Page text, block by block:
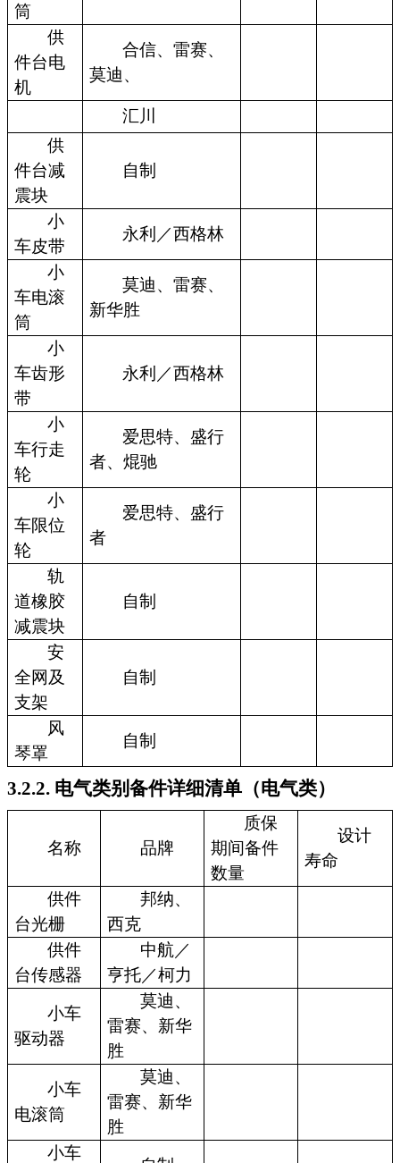
筒
供
件台电
机
合信、雷赛、
莫迪、
汇川
供
件台减
震块
自制
小
车皮带
永利／西格林
小
车电滚
筒
莫迪、雷赛、
新华胜
小
车齿形
带
永利／西格林
小
车行走
轮
爱思特、盛行
者、焜驰
小
车限位
轮
爱思特、盛行
者
轨
道橡胶
减震块
自制
安
全网及
支架
自制
风
琴罩
自制
3.2.2. 电气类别备件详细清单（电气类）
名称 品牌
质保
期间备件
数量
设计
寿命
供件
台光栅
邦纳、
西克
供件
台传感器
中航／
亨托／柯力
小车
驱动器
莫迪、
雷赛、新华
胜
小车
电滚筒
莫迪、
雷赛、新华
胜
小车